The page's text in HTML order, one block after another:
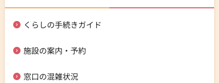
くらしの手続きガイド
施設の案内・予約
窓口の混雑状況